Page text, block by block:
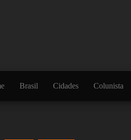
Brasil Cidades Colunista